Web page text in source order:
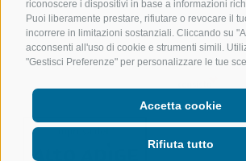
riconoscere i dispositivi in base a informazioni
Puoi liberamente prestare, rifiutare o revocare il
incorrere in limitazioni sostanziali. Cliccando su
acconsenti all'uso di cookie e strumenti simili.
"Gestisci Preferenze" per personalizzare le tue
modificare le tue preferenze in qualsiasi
"Preferenze Cookie" in fondo alla pagina o
basso a sinistra. Le tue preferenze si
dispositivo in uso.
Accetta cookie
Rifiuta tutto
Credits CGV Mappa del sito
Cookie Policy
Privacy